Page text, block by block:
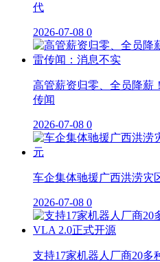
代
2026-07-08 0
高管薪资归零、全员降薪
传闻
2026-07-08 0
车企集体驰援广西洪涝灾
2026-07-08 0
支持17家机器人厂商20多